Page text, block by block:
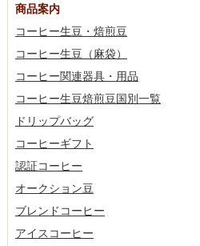
商品案内
コーヒー生豆・焙煎豆
コーヒー生豆（麻袋）
コーヒー関連器具・用品
コーヒー生豆焙煎豆国別一覧
ドリップバッグ
コーヒーギフト
認証コーヒー
オークション豆
ブレンドコーヒー
アイスコーヒー